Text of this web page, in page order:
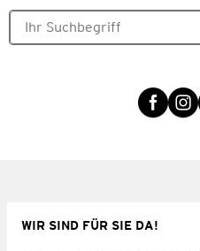
WIR SIND FÜR SIE DA!